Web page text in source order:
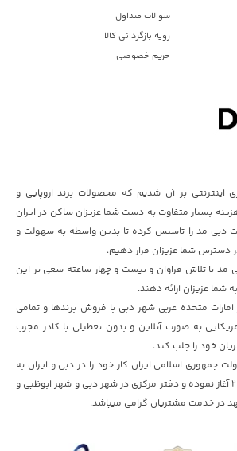
سوالات متداول
رویه بازگردانی کالا
حریم خصوصی
اینترنتی بر آن شدیم که محصولات برند اروپایی و
بسیار متفاوت به دست شما عزیزان ساکن در ایران
دبی مد را تاسیس کرده تا بدین واسطه به سهولت و
دسترس شما عزیزان قرار دهیم.
مد با تلاش فراوان و بیست و چهار ساعته سعی بر این
شما عزیزان ارائه دهند.
متحده عربی شهر دبی با فروش برندها و تمامی
به صورت آنلاین و بدون تعطیلی با کادر مجرب
خود را جلب کند.
جمهوری اسلامی ایران کار خود را در دبی و ایران به
صورت گسترده در سال ٢٠١۷ آغاز نموده و دفتر مرکزی در شهر دبی و شهر ابوظبی و
در خدمت مشتریان گرامی میباشد.